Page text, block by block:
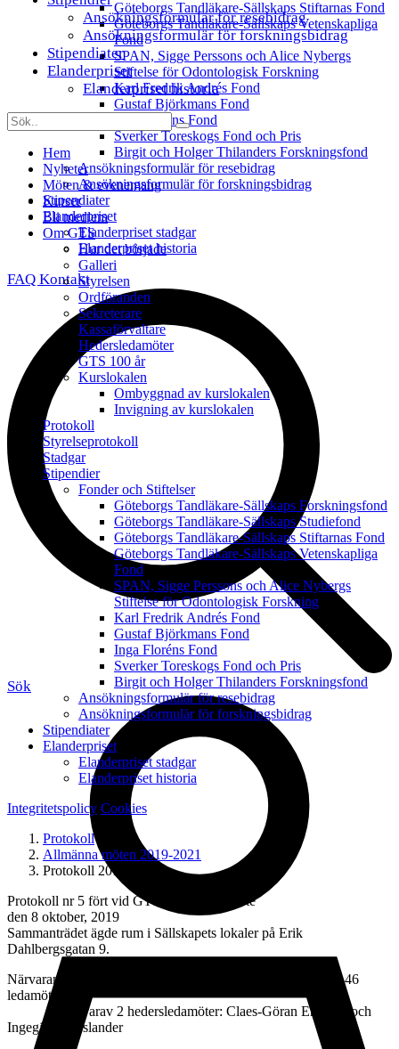
Göteborgs Tandläkare-Sällskaps Stiftarnas Fond
Göteborgs Tandläkare-Sällskaps Vetenskapliga
Fond
SPAN, Sigge Perssons och Alice Nybergs
Stiftelse för Odontologisk Forskning
Karl Fredrik Andrés Fond
Gustaf Björkmans Fond
Inga Floréns Fond
Sverker Toreskogs Fond och Pris
Birgit och Holger Thilanders Forskningsfond
Ansökningsformulär för resebidrag
Ansökningsformulär för forskningsbidrag
Stipendiater
Elanderpriset
Elanderpriset stadgar
Elanderpriset historia
FAQ Kontakt
Sök
Ansökningsformulär för resebidrag
Ansökningsformulär för forskningsbidrag
Stipendiater
Elanderpriset
Elanderpriset historia
Hem
Nyheter
Möten & evenemang
Kurser
Bli medlem
Om GTS
Hur det började
Galleri
Styrelsen
Ordföranden
Sekreterare
Kassaförvaltare
Hedersledamöter
GTS 100 år
Kurslokalen
Ombyggnad av kurslokalen
Invigning av kurslokalen
Protokoll
Styrelseprotokoll
Stadgar
Stipendier
Fonder och Stiftelser
Göteborgs Tandläkare-Sällskaps Forskningsfond
Göteborgs Tandläkare-Sällskaps Studiefond
Göteborgs Tandläkare-Sällskaps Stiftarnas Fond
Göteborgs Tandläkare-Sällskaps Vetenskapliga
Fond
SPAN, Sigge Perssons och Alice Nybergs
Stiftelse för Odontologisk Forskning
Karl Fredrik Andrés Fond
Gustaf Björkmans Fond
Inga Floréns Fond
Sverker Toreskogs Fond och Pris
Birgit och Holger Thilanders Forskningsfond
Ansökningsformulär för resebidrag
Ansökningsformulär för forskningsbidrag
Stipendiater
Elanderpriset
Elanderpriset stadgar
Elanderpriset historia
Integritetspolicy Cookies
Protokoll
Allmänna möten 2019-2021
Protokoll 2019-nr-5
Protokoll nr 5 fört vid GTS´s allmänna möte
den 8 oktober, 2019
Sammanträdet ägde rum i Sällskapets lokaler på Erik
Dahlbergsgatan 9.
Närvarande: Claes-Göran Emilson (mötesordförande), samt 46
ledamöter
varav 2 hedersledamöter: Claes-Göran Emilson och
Ingegärd Wieslander